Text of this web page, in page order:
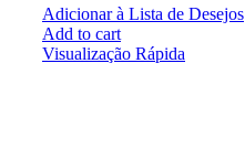
Adicionar à Lista de Desejos
Add to cart
Visualização Rápida